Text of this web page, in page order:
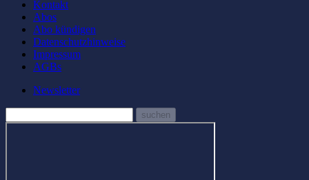
Kontakt
Abos
Abo kündigen
Datenschutzhinweise
Impressum
AGBs
Newsletter